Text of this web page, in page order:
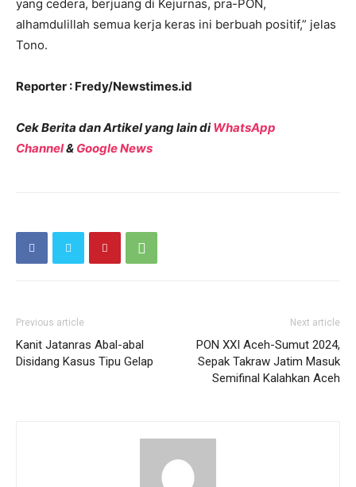
yang cedera, berjuang di Kejurnas, pra-PON,
alhamdulillah semua kerja keras ini berbuah positif,” jelas
Tono.
Reporter : Fredy/Newstimes.id
Cek Berita dan Artikel yang lain diWhatsApp
Channel& Google News
Previous article
Kanit Jatanras Abal-abal
Disidang Kasus Tipu Gelap
Next article
PON XXI Aceh-Sumut 2024,
Sepak Takraw Jatim Masuk
Semifinal Kalahkan Aceh